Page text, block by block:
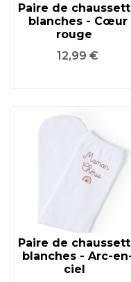
Paire de
blanches - Cœur
rouge
Prix
12,99 €
Paire de
blanches - Arc-
ciel